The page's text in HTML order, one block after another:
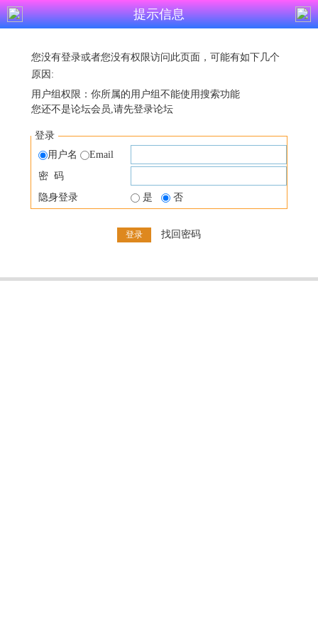
提示信息
您没有登录或者您没有权限访问此页面，可能有如下几个
原因:
用户组权限：你所属的用户组不能使用搜索功能
您还不是论坛会员,请先登录论坛
登录
用户名
Email
密 码
隐身登录
是 否
找回密码